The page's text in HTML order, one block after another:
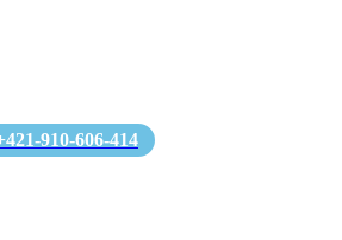
910-606-414